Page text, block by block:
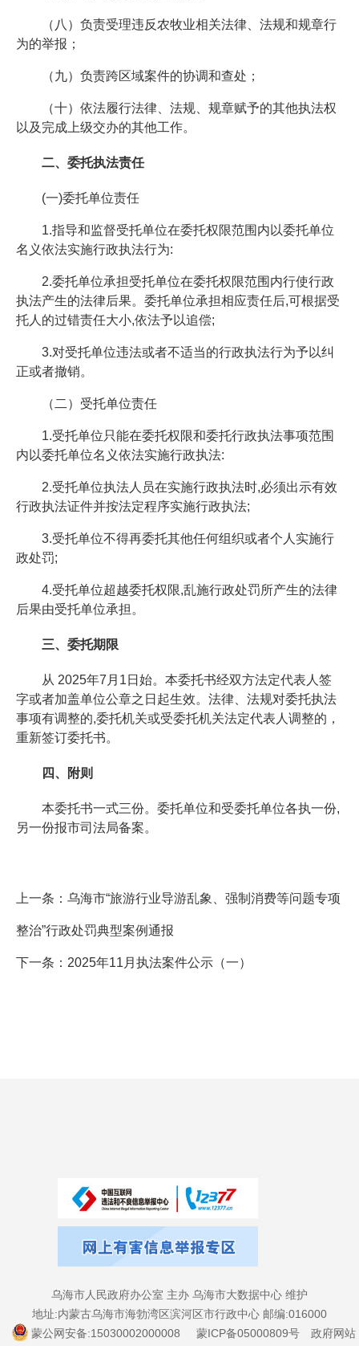
（八）负责受理违反农牧业相关法律、法规和规章行
为的举报；
（九）负责跨区域案件的协调和查处；
（十）依法履行法律、法规、规章赋予的其他执法权
以及完成上级交办的其他工作。
二、委托执法责任
(一)委托单位责任
1.指导和监督受托单位在委托权限范围内以委托单位
名义依法实施行政执法行为:
2.委托单位承担受托单位在委托权限范围内行使行政
执法产生的法律后果。委托单位承担相应责任后,可根据受
托人的过错责任大小,依法予以追偿;
3.对受托单位违法或者不适当的行政执法行为予以纠
正或者撤销。
（二）受托单位责任
1.受托单位只能在委托权限和委托行政执法事项范围
内以委托单位名义依法实施行政执法:
2.受托单位执法人员在实施行政执法时,必须出示有效
行政执法证件并按法定程序实施行政执法;
3.受托单位不得再委托其他任何组织或者个人实施行
政处罚;
4.受托单位超越委托权限,乱施行政处罚所产生的法律
后果由受托单位承担。
三、委托期限
从 2025年7月1日始。本委托书经双方法定代表人签
字或者加盖单位公章之日起生效。法律、法规对委托执法
事项有调整的,委托机关或受委托机关法定代表人调整的，
重新签订委托书。
四、附则
本委托书一式三份。委托单位和受委托单位各执一份,
另一份报市司法局备案。
上一条： 乌海市“旅游行业导游乱象、强制消费等问题专项
整治”行政处罚典型案例通报
下一条： 2025年11月执法案件公示（一）
乌海市人民政府办公室 主办 乌海市大数据中心 维护
地址:内蒙古乌海市海勃湾区滨河区市行政中心 邮编:016000
蒙公网安备:15030002000008
蒙ICP备05000809号 政府网站